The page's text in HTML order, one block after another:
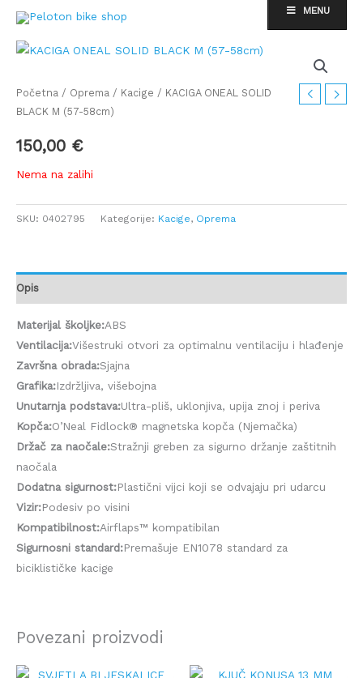
Skip
content
MENU
Početna / Oprema / Kacige / KACIGA ONEAL SOLID
BLACK M (57-58cm)
150,00 €
Nema na zalihi
SKU: 0402795 Kategorije: Kacige, Oprema
Opis
Materijal školjke:ABS
Ventilacija:Višestruki otvori za optimalnu ventilaciju i hlađenje
Završna obrada:Sjajna
Grafika:Izdržljiva, višebojna
Unutarnja podstava:Ultra-pliš, uklonjiva, upija znoj i periva
Kopča:O’Neal Fidlock® magnetska kopča (Njemačka)
Držač za naočale:Stražnji greben za sigurno držanje zaštitnih
naočala
Dodatna sigurnost:Plastični vijci koji se odvajaju pri udarcu
Vizir:Podesiv po visini
Kompatibilnost:Airflaps™ kompatibilan
Sigurnosni standard:Premašuje EN1078 standard za
biciklističke kacige
Povezani proizvodi